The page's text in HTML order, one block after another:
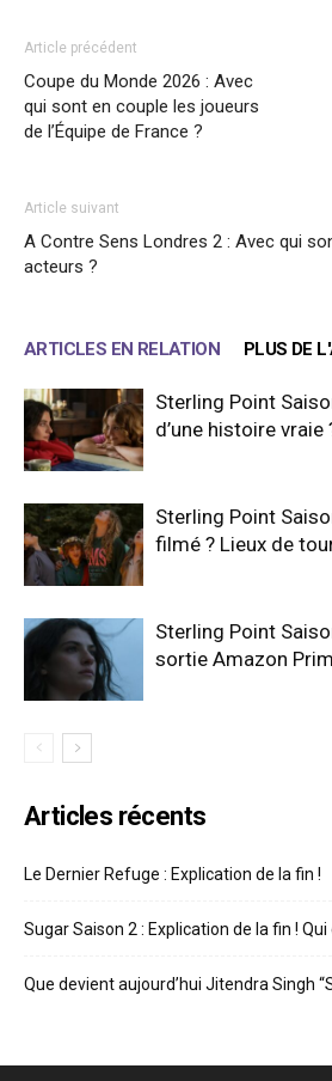
Article précédent
Coupe du Monde 2026 : Avec
qui sont en couple les joueurs
de l’Équipe de France ?
Article suivant
A Contre Sens Londres 2 : Avec qui
acteurs ?
ARTICLES EN RELATION PLUS DE
Sterling Point
d’une histoire vraie
Sterling Point
filmé ? Lieux de
Sterling Point
sortie Amazon
Articles récents
Le Dernier Refuge : Explication de la fin !
Sugar Saison 2 : Explication de la fin !
Que devient aujourd’hui Jitendra Singh